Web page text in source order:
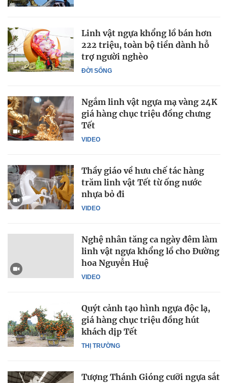
ĐỜI SỐNG
Linh vật ngựa khổng lồ bán hơn
222 triệu, toàn bộ tiền dành hỗ
trợ người nghèo
VIDEO
Ngắm linh vật ngựa mạ vàng 24K
giá hàng chục triệu đồng chưng
Tết
VIDEO
Thầy giáo về hưu chế tác hàng
trăm linh vật Tết từ ống nước
nhựa bỏ đi
VIDEO
Nghệ nhân tăng ca ngày đêm làm
linh vật ngựa khổng lồ cho Đường
hoa Nguyễn Huệ
THỊ TRƯỜNG
Quýt cảnh tạo hình ngựa độc lạ,
giá hàng chục triệu đồng hút
khách dịp Tết
Tượng Thánh Gióng cưỡi ngựa sắt